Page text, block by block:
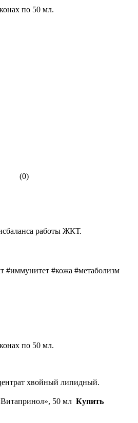
по 50 мл.
(0)
работы ЖКТ.
#иммунитет #кожа #метаболизм
по 50 мл.
хвойный липидный.
50 мл Купить